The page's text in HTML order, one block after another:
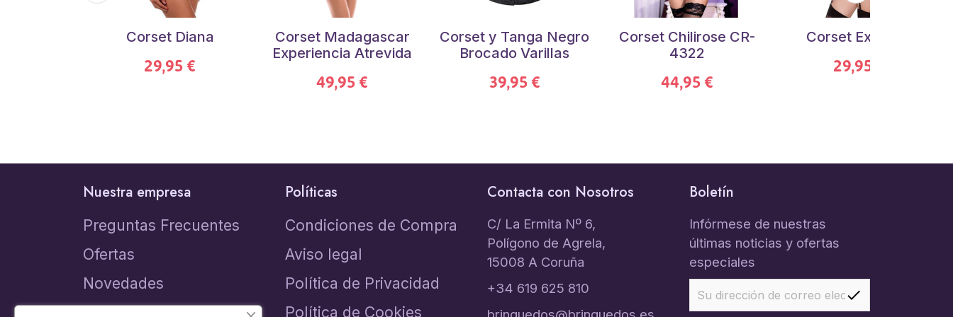
Corset Diana
29,95 €
Corset Madagascar
Experiencia Atrevida
49,95 €
Corset y Tanga Negro
Brocado Varillas
39,95 €
Corset Chilirose CR-
4322
44,95 €
Corset Exposed
29,95 €
Nuestra empresa
Preguntas Frecuentes
Ofertas
Novedades
Políticas
Condiciones de Compra
Aviso legal
Política de Privacidad
Política de Cookies
Contacta con Nosotros
C/ La Ermita Nº 6,
Polígono de Agrela,
15008 A Coruña
+34 619 625 810
Boletín
Infórmese de nuestras
últimas noticias y ofertas
especiales